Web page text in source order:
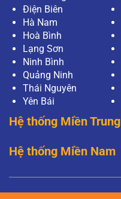
Điện Biên
Hà Nam
Hoà Bình
Lạng Sơn
Ninh Bình
Quảng Ninh
Thái Nguyên
Yên Bái
Hệ thống Miền Trung
Hệ thống Miền Nam